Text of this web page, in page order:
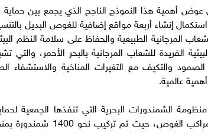
أهمية هذا النموذج الناجح الذي يجمع بين حماية
إنشاء أربعة مواقع إضافية للغوص البديل
المرجانية الطبيعية والحفاظ على سلامة النظم
الفريدة للشعاب المرجانية بالبحر الأحمر، والتي
الصمود والتكيف مع التغيرات المناخية
عالمية.
الشمندورات البحرية التي تنفذها الجمعية
للمراكب السياحية